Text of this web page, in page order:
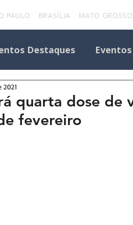
PAULO BRASÍLIA MATO
Destaques Eventos
Todos os Eventos
quarta dose de
fevereiro
2021